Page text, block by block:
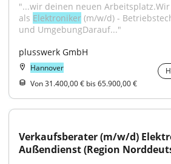
"...wir deinen neuen
als Elektroniker (m/w/d) -
und UmgebungDarauf..."
plusswerk GmbH
Hannover
Von 31.400,00 € bis 65.900,00 €
Verkaufsberater (m/w/d)
Außendienst (Region